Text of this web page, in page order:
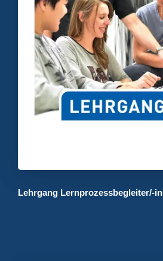
Lehrgang Lernprozessbegleiter/-in